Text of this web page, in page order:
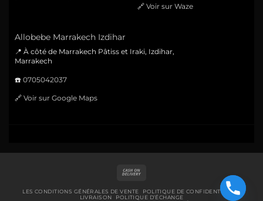
🔗 Voir sur Waze
Allobebe Marrakech Izdihar
📍 À côté de Marrakech Pâtiss et Iraki, Izdihar,
Marrakech
☎️ 0705042037
🔗 Voir sur Google Maps
Delivery
LES CONDITIONS GÉNÉRALES DE VENTE
POLITIQUE DE CONFIDENTIALITÉ
LIVRAISON
POLITIQUE D’ÉCHANGE